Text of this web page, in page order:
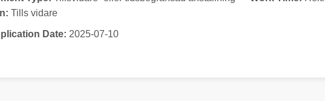
Tills vidare
Date: 2025-07-10